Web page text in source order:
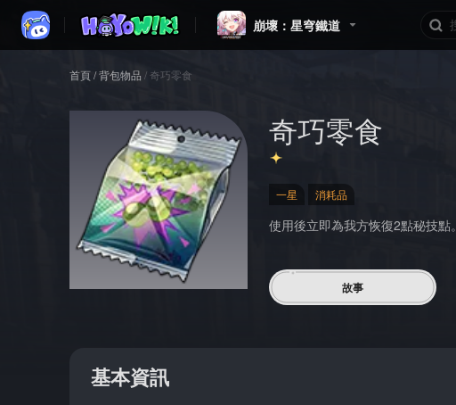
崩壞：星穹鐵道
首頁/背包物品 /奇巧零食
奇巧零食
一星 消耗品
使用後立即為我方恢復2點秘技點。
故事
基本資訊